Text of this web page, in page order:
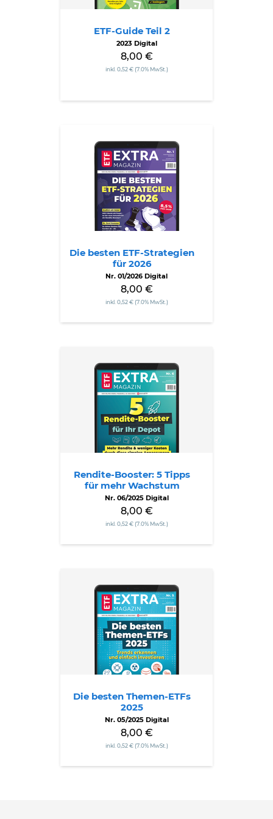
ETF-Guide Teil 2
2023 Digital
8,00 €
inkl. 0,52 € (7.0% MwSt.)
besten
Strategien
Die besten ETF-Strategien
für 2026
Nr. 01/2026 Digital
8,00 €
inkl. 0,52 € (7.0% MwSt.)
Booster:
Wachstum
Rendite-Booster: 5 Tipps
für mehr Wachstum
Nr. 06/2025 Digital
8,00 €
inkl. 0,52 € (7.0% MwSt.)
besten
Themen-
Die besten Themen-ETFs
2025
Nr. 05/2025 Digital
8,00 €
inkl. 0,52 € (7.0% MwSt.)